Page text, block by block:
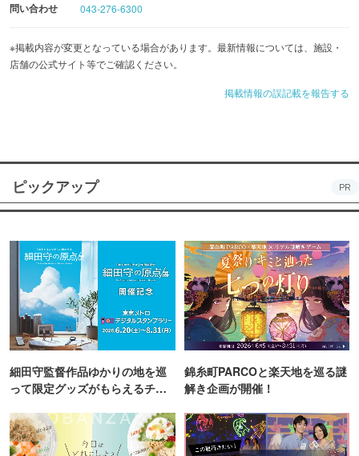
問い合わせ 043-276-6300
※掲載内容が変更となっている場合があります。最新情報については、施設・
店舗の公式サイト等でご確認ください。
掲載情報の誤記載を報告する
ピックアップ PR
細田守監督作品ゆかりの地を巡
って限定グッズがもらえるチャ
錦糸町PARCOと楽天地を巡る謎
解き企画が開催！